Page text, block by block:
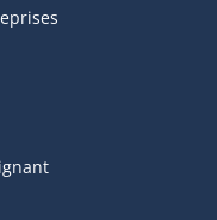
externe s'ouvrira